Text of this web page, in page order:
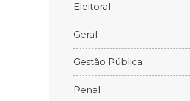
Eleitoral
Geral
Gestão Pública
Penal